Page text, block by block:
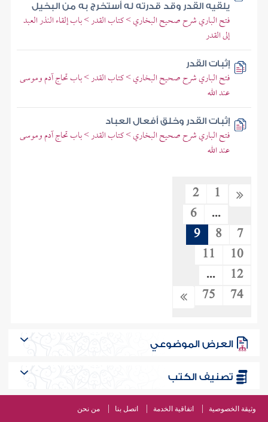
يلقيه القدر وقد قدرته له أستخرج به من البخيل
فتح الباري شرح صحيح البخاري > كتاب القدر > باب إلقاء النذر العبد
إلى القدر
إثبات القدر
فتح الباري شرح صحيح البخاري > كتاب القدر > باب تحاج آدم وموسى
عند الله
إثبات القدر وخلق أفعال العباد
فتح الباري شرح صحيح البخاري > كتاب القدر > باب تحاج آدم وموسى
عند الله
1
2
...
6
7
8
9
10
11
12
...
74
75
العرض الموضوعي
تصنيف الكتب
وثيقة الخصوصية اتفاقية الخدمة اتصل بنا من نحن